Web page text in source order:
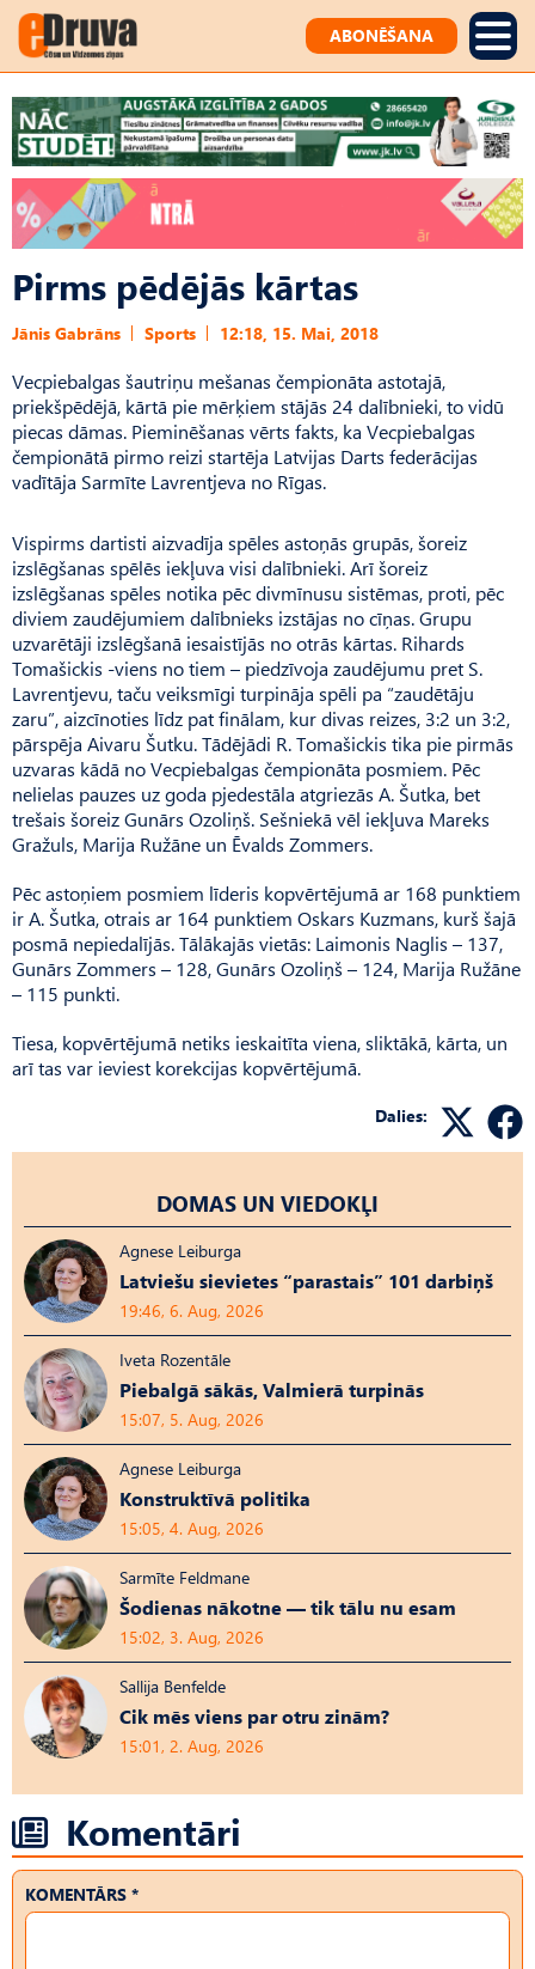
ABONĒŠANA
Pirms pēdējās kārtas
Jānis Gabrāns Sports 12:18, 15. Mai, 2018
Vecpiebalgas šautriņu mešanas čempionāta astotajā,
priekšpēdējā, kārtā pie mērķiem stājās 24 dalībnieki, to vidū
piecas dāmas. Pieminēšanas vērts fakts, ka Vecpiebalgas
čempionātā pirmo reizi startēja Latvijas Darts federācijas
vadītāja Sarmīte Lavrentjeva no Rīgas.
Vispirms dartisti aizvadīja spēles astoņās grupās, šoreiz
izslēgšanas spēlēs iekļuva visi dalībnieki. Arī šoreiz
izslēgšanas spēles notika pēc divmīnusu sistēmas, proti, pēc
diviem zaudējumiem dalībnieks izstājas no cīņas. Grupu
uzvarētāji izslēgšanā iesaistījās no otrās kārtas. Rihards
Tomašickis -viens no tiem – piedzīvoja zaudējumu pret S.
Lavrentjevu, taču veiksmīgi turpināja spēli pa “zaudētāju
zaru”, aizcīnoties līdz pat finālam, kur divas reizes, 3:2 un 3:2,
pārspēja Aivaru Šutku. Tādējādi R. Tomašickis tika pie pirmās
uzvaras kādā no Vecpiebalgas čempionāta posmiem. Pēc
nelielas pauzes uz goda pjedestāla atgriezās A. Šutka, bet
trešais šoreiz Gunārs Ozoliņš. Sešniekā vēl iekļuva Mareks
Gražuls, Marija Ružāne un Ēvalds Zommers.
Pēc astoņiem posmiem līderis kopvērtējumā ar 168 punktiem
ir A. Šutka, otrais ar 164 punktiem Oskars Kuzmans, kurš šajā
posmā nepiedalījās. Tālākajās vietās: Laimonis Naglis – 137,
Gunārs Zommers – 128, Gunārs Ozoliņš – 124, Marija Ružāne
– 115 punkti.
Tiesa, kopvērtējumā netiks ieskaitīta viena, sliktākā, kārta, un
arī tas var ieviest korekcijas kopvērtējumā.
Dalies:
DOMAS UN VIEDOKĻI
Agnese Leiburga
Latviešu sievietes “parastais” 101 darbiņš
19:46, 6. Aug, 2026
Iveta Rozentāle
Piebalgā sākās, Valmierā turpinās
15:07, 5. Aug, 2026
Agnese Leiburga
Konstruktīvā politika
15:05, 4. Aug, 2026
Sarmīte Feldmane
Šodienas nākotne — tik tālu nu esam
15:02, 3. Aug, 2026
Sallija Benfelde
Cik mēs viens par otru zinām?
15:01, 2. Aug, 2026
Komentāri
KOMENTĀRS *